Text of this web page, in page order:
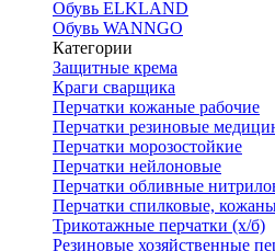
Обувь ELKLAND
Обувь WANNGO
Категории
Защитные крема
Краги сварщика
Перчатки кожаные рабочие
Перчатки резиновые
Перчатки морозостойкие
Перчатки нейлоновые
Перчатки обливные
Перчатки спилковые,
Трикотажные перчатки (х/б)
Резиновые хозяйственные